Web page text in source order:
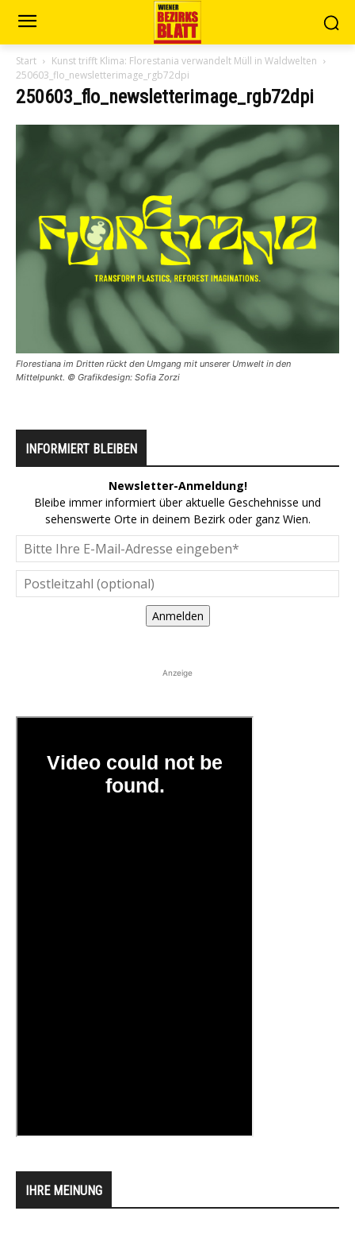
Start
Kunst trifft Klima: Florestania verwandelt Müll in Waldwelten
250603_flo_newsletterimage_rgb72dpi
250603_flo_newsletterimage_rgb72dpi
Florestiana im Dritten rückt den Umgang mit unserer Umwelt in den
Mittelpunkt. © Grafikdesign: Sofia Zorzi
INFORMIERT BLEIBEN
Newsletter-Anmeldung!
Bleibe immer informiert über aktuelle Geschehnisse und
sehenswerte Orte in deinem Bezirk oder ganz Wien.
Anmelden
Anzeige
IHRE MEINUNG